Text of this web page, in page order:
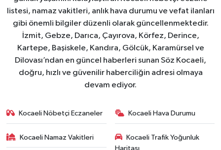
listesi, namaz vakitleri, anlık hava durumu ve vefat ilanları
gibi önemli bilgiler düzenli olarak güncellenmektedir.
İzmit, Gebze, Darıca, Çayırova, Körfez, Derince,
Kartepe, Başiskele, Kandıra, Gölcük, Karamürsel ve
Dilovası’ndan en güncel haberleri sunan Söz Kocaeli,
doğru, hızlı ve güvenilir haberciliğin adresi olmaya
devam ediyor.
Kocaeli Nöbetçi Eczaneler Kocaeli Hava Durumu
Kocaeli Namaz Vakitleri
Kocaeli Trafik Yoğunluk
Haritası